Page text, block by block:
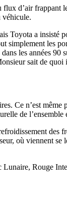
d’air frappant
véhicule.
Toyota a insisté
simplement les
les années 90
sait de quoi
Ce n’est même
de l’ensemble
des
où viennent se
Lunaire, Rouge